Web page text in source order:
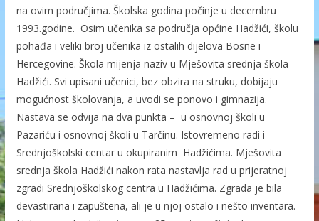
na ovim područjima. Školska godina počinje u decembru
1993.godine. Osim učenika sa područja općine Hadžići, školu
pohađa i veliki broj učenika iz ostalih dijelova Bosne i
Hercegovine. Škola mijenja naziv u Mješovita srednja škola
Hadžići. Svi upisani učenici, bez obzira na struku, dobijaju
mogućnost školovanja, a uvodi se ponovo i gimnazija.
Nastava se odvija na dva punkta – u osnovnoj školi u
Pazariću i osnovnoj školi u Tarčinu. Istovremeno radi i
Srednjoškolski centar u okupiranim Hadžićima. Mješovita
srednja škola Hadžići nakon rata nastavlja rad u prijeratnoj
zgradi Srednjoškolskog centra u Hadžićima. Zgrada je bila
devastirana i zapuštena, ali je u njoj ostalo i nešto inventara.